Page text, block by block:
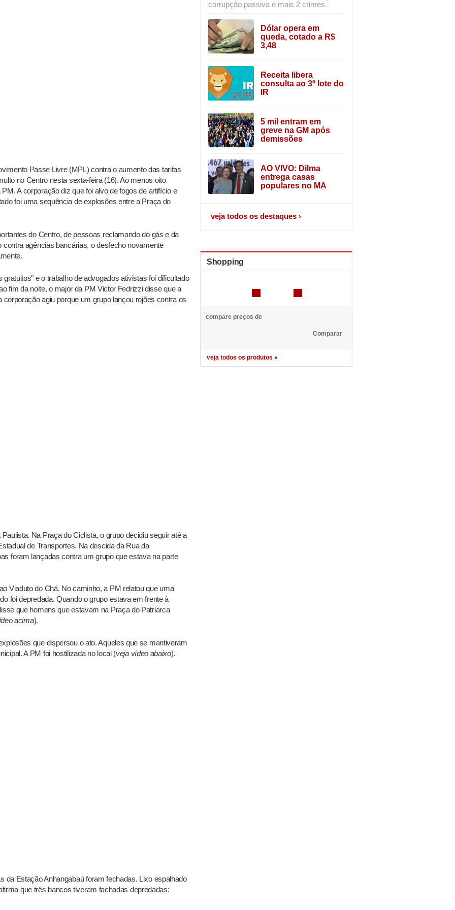
Passe Livre (MPL) contra o aumento das tarifas
no Centro nesta sexta-feira (16). Ao menos oito
A corporação diz que foi alvo de fogos de artifício e
foi uma sequência de explosões entre a Praça do
do Centro, de pessoas reclamando do gás e da
agências bancárias, o desfecho novamente
e o trabalho de advogados ativistas foi dificultado
fim da noite, o major da PM Victor Fedrizzi disse que a
corporação agiu porque um grupo lançou rojões contra os
Na Praça do Ciclista, o grupo decidiu seguir até a
de Transportes. Na descida da Rua da
foram lançadas contra um grupo que estava na parte
Viaduto do Chá. No caminho, a PM relatou que uma
foi depredada. Quando o grupo estava em frente à
que homens que estavam na Praça do Patriarca
acima).
que dispersou o ato. Aqueles que se mantiveram
A PM foi hostilizada no local (veja vídeo abaixo).
da Estação Anhangabaú foram fechadas. Lixo espalhado
que três bancos tiveram fachadas depredadas:
corrupção passiva e mais 2 crimes.
Dólar opera em
queda, cotado a R$
3,48
Receita libera
consulta ao 3º lote do
IR
5 mil entram em
greve na GM após
demissões
AO VIVO: Dilma
entrega casas
populares no MA
veja todos os destaques ›
Shopping
compare preços de
veja todos os produtos »